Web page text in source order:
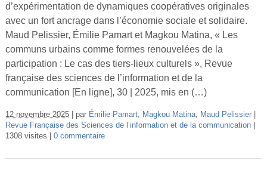
d’expérimentation de dynamiques coopératives originales
avec un fort ancrage dans l’économie sociale et solidaire.
Maud Pelissier, Émilie Pamart et Magkou Matina, « Les
communs urbains comme formes renouvelées de la
participation : Le cas des tiers-lieux culturels », Revue
française des sciences de l’information et de la
communication [En ligne], 30 | 2025, mis en (…)
12 novembre 2025 par Émilie Pamart, Magkou Matina,
Maud Pelissier
Revue Française des Sciences de l’information et de la communication
1308 visites
0 commentaire